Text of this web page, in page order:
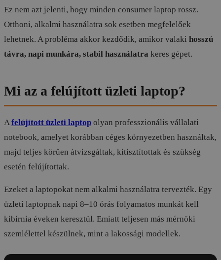
Ez nem azt jelenti, hogy minden consumer laptop rossz.
Otthoni, alkalmi használatra sok esetben megfelelőek
lehetnek. A probléma akkor kezdődik, amikor valaki hosszú
távra, napi munkára, stabil használatra keres gépet.
Mi az a felújított üzleti laptop?
Afelújított üzleti laptop olyan professzionális vállalati
notebook, amelyet korábban céges környezetben használtak,
majd teljes körűen átvizsgáltak, kitisztítottak és szükség
esetén felújítottak.
Ezeket a laptopokat nem alkalmi használatra tervezték. Egy
üzleti laptopnak napi 8–10 órás folyamatos munkát kell
kibírnia éveken keresztül. Emiatt teljesen más mérnöki
szemlélettel készülnek, mint a lakossági modellek.